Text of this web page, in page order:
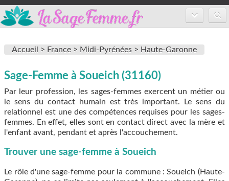
Inscription
FAQ
Accueil > France > Midi-Pyrénées > Haute-Garonne
Sage-Femme à Soueich (31160)
Par leur profession, les sages-femmes exercent un métier ou
le sens du contact humain est très important. Le sens du
relationnel est une des compétences requises pour les sages-
femmes. En effet, elles sont en contact direct avec la mère et
l'enfant avant, pendant et après l'accouchement.
Trouver une sage-femme à Soueich
Le rôle d'une sage-femme pour la commune : Soueich (Haute-